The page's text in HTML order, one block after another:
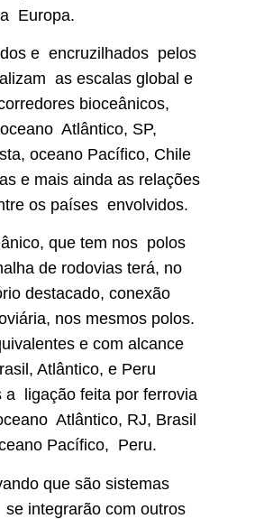
Europa.
e encruzilhados pelos
as escalas global e
bioceânicos,
Atlântico, SP,
oceano Pacífico, Chile
e mais ainda as relações
os países envolvidos.
que tem nos polos
de rodovias terá, no
destacado, conexão
nos mesmos polos.
e com alcance
Atlântico, e Peru
a ligação feita por ferrovia
Atlântico, RJ, Brasil
Pacífico, Peru.
que são sistemas
integrarão com outros